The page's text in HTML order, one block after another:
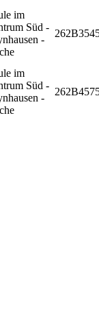
im
Süd -
-
im
Süd -
-